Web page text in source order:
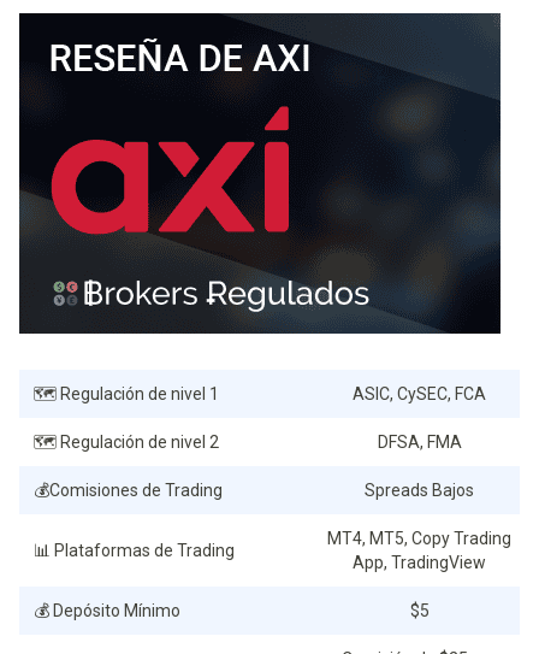
🗺️ Regulación de nivel 1 ASIC, CySEC, FCA
🗺️ Regulación de nivel 2 DFSA, FMA
💰Comisiones de Trading Spreads Bajos
📊 Plataformas de Trading
MT4, MT5, Copy Trading
App, TradingView
💰 Depósito Mínimo $5